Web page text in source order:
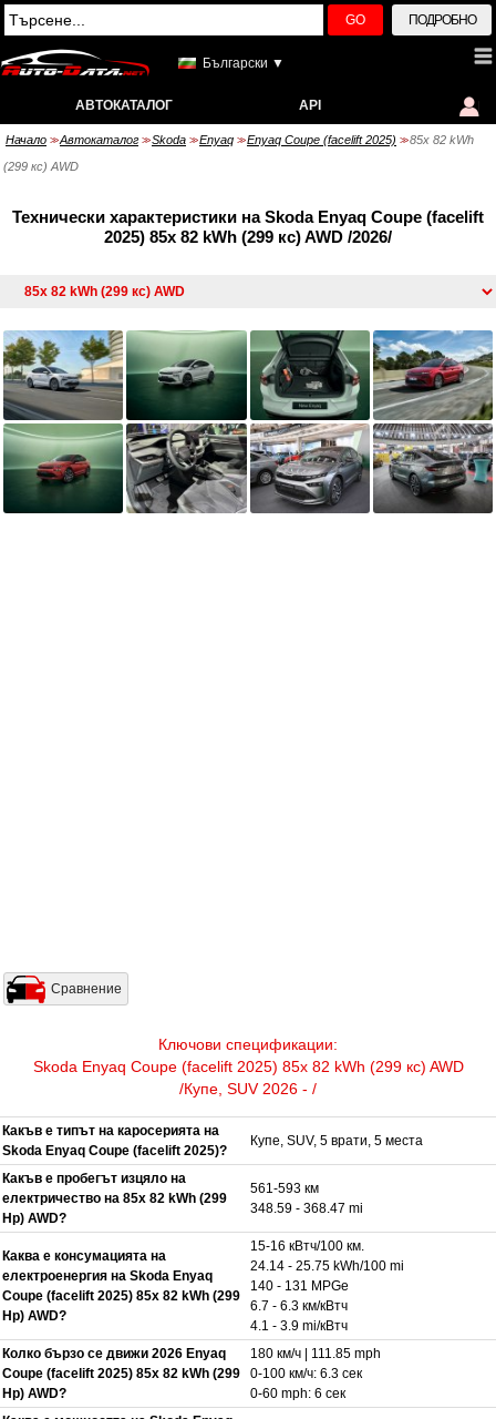
GO ПОДРОБНО
Български ▼
АВТОКАТАЛОГ API
Начало >> Автокаталог >> Skoda >> Enyaq >> Enyaq Coupe (facelift 2025) >> 85x 82 kWh
(299 кс) AWD
Технически характеристики на Skoda Enyaq Coupe (facelift
2025) 85x 82 kWh (299 кс) AWD /2026/
Сравнение
Ключови спецификации:
Skoda Enyaq Coupe (facelift 2025) 85x 82 kWh (299 кс) AWD
/Купе, SUV 2026 - /
Какъв е типът на каросерията на
Skoda Enyaq Coupe (facelift 2025)?
Купе, SUV, 5 врати, 5 места
Какъв е пробегът изцяло на
електричество на 85x 82 kWh (299
Hp) AWD?
561-593 км
348.59 - 368.47 mi
Каква е консумацията на
електроенергия на Skoda Enyaq
Coupe (facelift 2025) 85x 82 kWh (299
Hp) AWD?
15-16 кВтч/100 км.
24.14 - 25.75 kWh/100 mi
140 - 131 MPGe
6.7 - 6.3 км/кВтч
4.1 - 3.9 mi/кВтч
Колко бързо се движи 2026 Enyaq
Coupe (facelift 2025) 85x 82 kWh (299
Hp) AWD?
180 км/ч | 111.85 mph
0-100 км/ч: 6.3 сек
0-60 mph: 6 сек